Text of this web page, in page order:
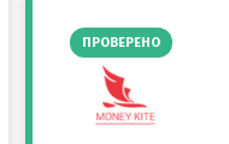
ПРОВЕРЕНО